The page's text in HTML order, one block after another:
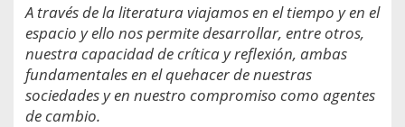
A través de la literatura viajamos en el tiempo y en el
espacio y ello nos permite desarrollar, entre otros,
nuestra capacidad de crítica y reflexión, ambas
fundamentales en el quehacer de nuestras
sociedades y en nuestro compromiso como agentes
de cambio.